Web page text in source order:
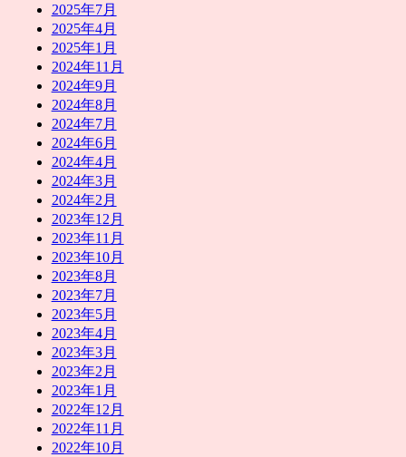
2025年7月
2025年4月
2025年1月
2024年11月
2024年9月
2024年8月
2024年7月
2024年6月
2024年4月
2024年3月
2024年2月
2023年12月
2023年11月
2023年10月
2023年8月
2023年7月
2023年5月
2023年4月
2023年3月
2023年2月
2023年1月
2022年12月
2022年11月
2022年10月